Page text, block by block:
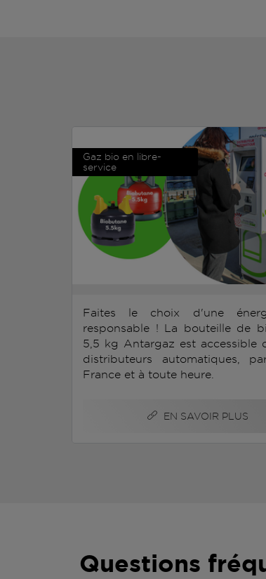
Gaz bio en libre-
service
Faites le choix d'une
responsable ! La bouteille de
5,5 kg Antargaz est accessible
distributeurs automatiques,
France et à toute heure.
EN SAVOIR PLUS
Questions